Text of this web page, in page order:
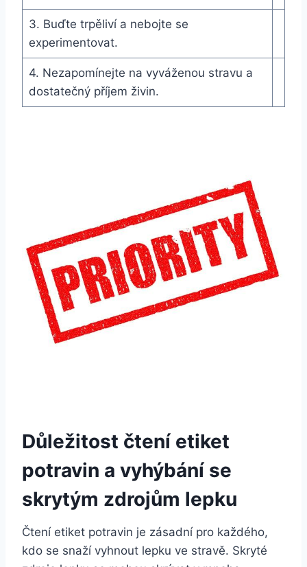
3. Buďte trpěliví a nebojte se
experimentovat.
4. Nezapomínejte na vyváženou stravu a
dostatečný příjem živin.
Důležitost čtení etiket
potravin a vyhýbání se
skrytým zdrojům lepku
Čtení etiket potravin je zásadní pro každého,
kdo se snaží vyhnout lepku ve stravě. Skryté